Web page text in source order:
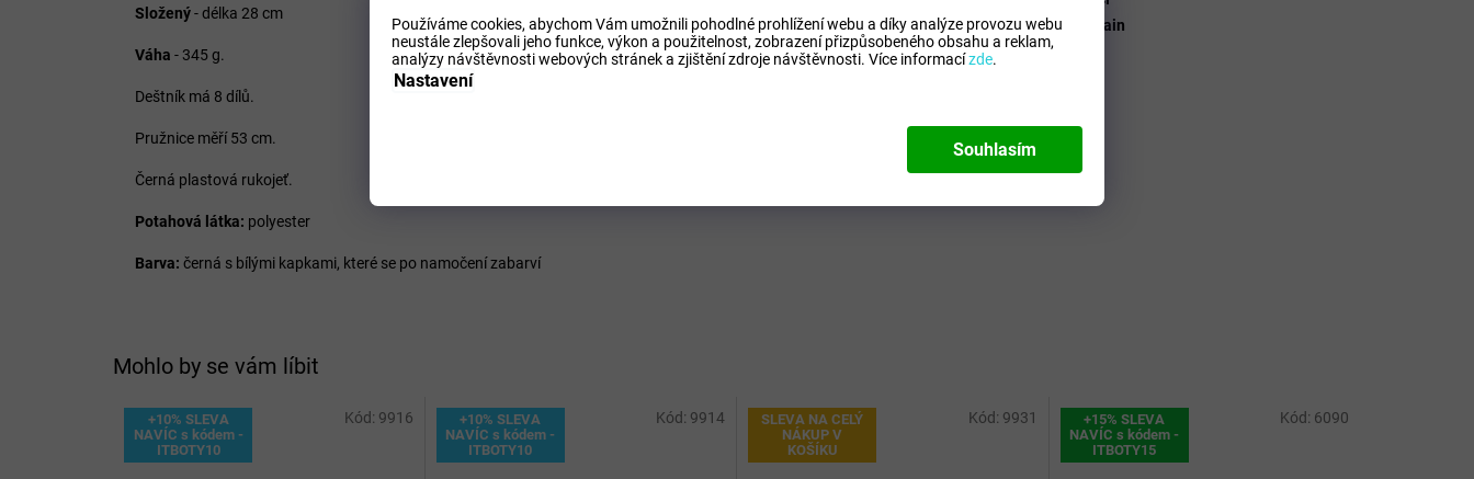
Používáme cookies, abychom Vám umožnili pohodlné prohlížení webu a díky analýze provozu webu
neustále zlepšovali jeho funkce, výkon a použitelnost, zobrazení přizpůsobeného obsahu a reklam,
analýzy návštěvnosti webových stránek a zjištění zdroje návštěvnosti. Více informacízde.
Nastavení
Souhlasím
Mohlo by se vám líbit
+10% SLEVA
NAVÍC s kódem -
ITBOTY10
Kód: 9916
+10% SLEVA
NAVÍC s kódem -
ITBOTY10
Kód: 9914
SLEVA NA CELÝ
NÁKUP V
KOŠÍKU
Kód: 9931
+15% SLEVA
NAVÍC s kódem -
ITBOTY15
Kód: 6090
Složený- délka 28 cm
Váha - 345 g.
Deštník má 8 dílů.
Pružnice měří 53 cm.
Černá plastová rukojeť.
Potahová látka: polyester
Barva: černá s bílými kapkami, které se po namočení zabarví
Výrobce:
Happy rain
Kód skladu: 42300